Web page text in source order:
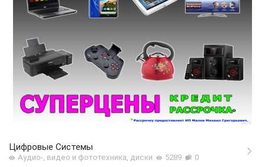
Цифровые Системы
Аудио-, видео и фототехника, диски 5289 0